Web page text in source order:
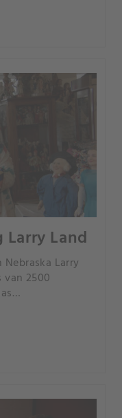
Land
Larry
2500
Larry